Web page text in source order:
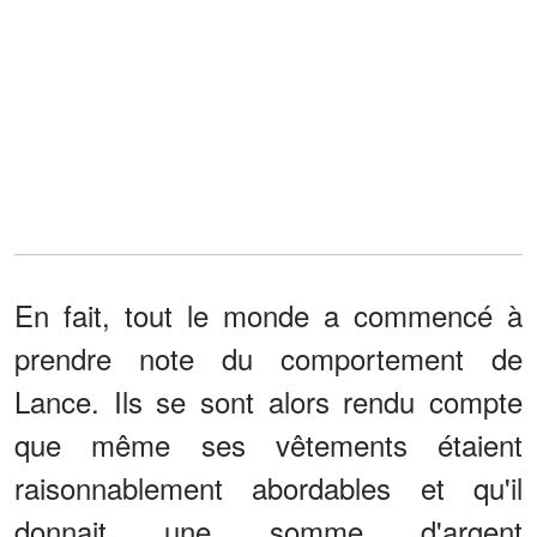
En fait, tout le monde a commencé à
prendre note du comportement de
Lance. Ils se sont alors rendu compte
que même ses vêtements étaient
raisonnablement abordables et qu'il